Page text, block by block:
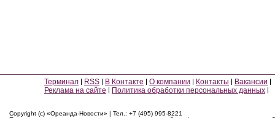
Терминал RSS В Контакте О компании Контакты
Вакансии
Реклама на сайте
Политика обработки персональных данных
Copyright (c) «Ореанда-Новости» | Тел.: +7 (495) 995-8221